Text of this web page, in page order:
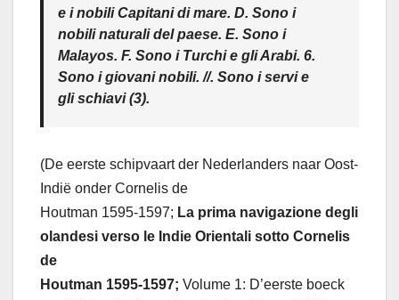
e i nobili Capitani di mare. D. Sono i
nobili naturali del paese. E. Sono i
Malayos. F. Sono i Turchi e gli Arabi. 6.
Sono i giovani nobili. //. Sono i servi e
gli schiavi (3).
(De eerste schipvaart der Nederlanders naar Oost-
Indië onder Cornelis de
Houtman 1595-1597; La prima navigazione degli
olandesi verso le Indie Orientali sotto Cornelis
de
Houtman 1595-1597; Volume 1: D’eerste boeck